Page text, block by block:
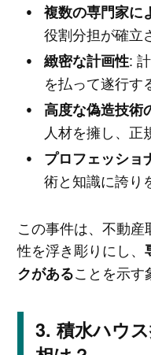
複数の専門家に
役割分担が確立
緻密な計画性:
を払って遂行す
高度な偽造技術
人材を擁し、正
プロフェッショ
術と知識に誇り
この事件は、不動
性を浮き彫りにし、
クがあることを示す
積水ハウ